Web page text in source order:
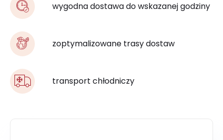
wygodna dostawa do wskazanej godziny
zoptymalizowane trasy dostaw
transport chłodniczy